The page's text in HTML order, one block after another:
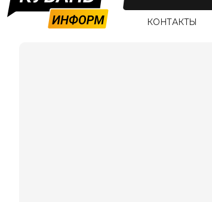
КОНТАКТЫ